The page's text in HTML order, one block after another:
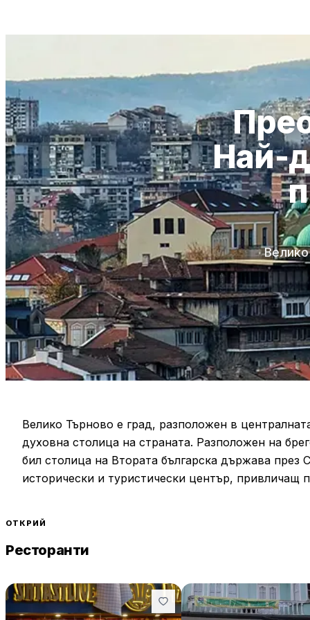
Най-
Велико Търново е град, разположен в
духовна столица на страната. Разположен на
бил столица на Втората българска държава
исторически и туристически център, привличащ
символ на града и важен исторически обект.
популярна туристическа атракция, като всяка
светлина“, който разказва историята на града и
ОТКРИЙ
Ресторанти